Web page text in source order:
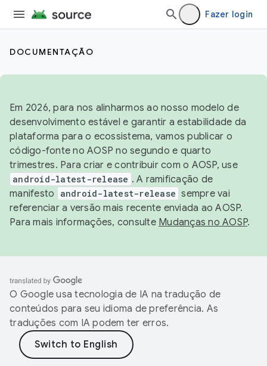
Fazer login
DOCUMENTAÇÃO
Em 2026, para nos alinharmos ao nosso modelo de
desenvolvimento estável e garantir a estabilidade da
plataforma para o ecossistema, vamos publicar o
código-fonte no AOSP no segundo e quarto
trimestres. Para criar e contribuir com o AOSP, use
android-latest-release . A ramificação de
manifesto
android-latest-release sempre vai
referenciar a versão mais recente enviada ao AOSP.
Para mais informações, consulte Mudanças no AOSP.
O Google usa tecnologia de IA na tradução de
conteúdos para seu idioma de preferência. As
traduções com IA podem ter erros.